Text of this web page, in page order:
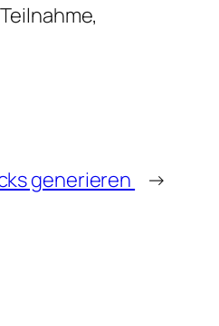
generieren →